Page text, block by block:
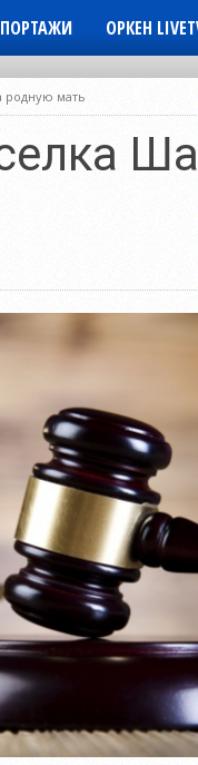
ОРКЕН
родную мать